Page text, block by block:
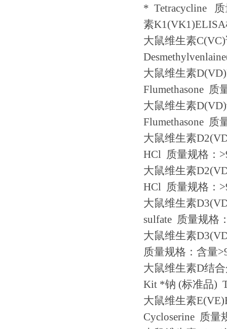
* Tetracycline
素K1(VK1)ELISA
大鼠维生素C(VC)
大鼠维生素
Flumethasone 质
大鼠维生素D(VD)
Flumethasone 质
大鼠维生素
HCl 质量规格：
大鼠维生素
HCl 质量规格：
大鼠维生素
sulfate 质量规格
大鼠维生素
质量规格：含量
大鼠维生素D结
Kit *钠 (标准品)
大鼠维生素
Cycloserine 质量